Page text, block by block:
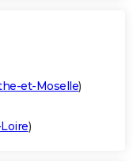
et-Moselle)
)